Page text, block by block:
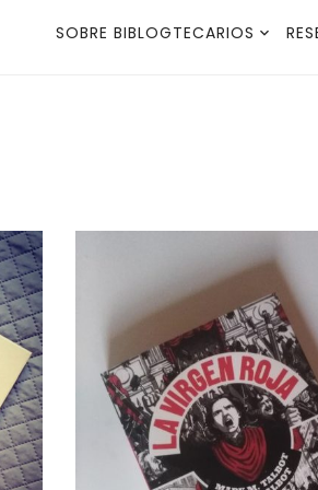
SOBRE BIBLOGTECARIOS